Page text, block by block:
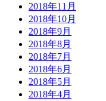
2018年11月
2018年10月
2018年9月
2018年8月
2018年7月
2018年6月
2018年5月
2018年4月